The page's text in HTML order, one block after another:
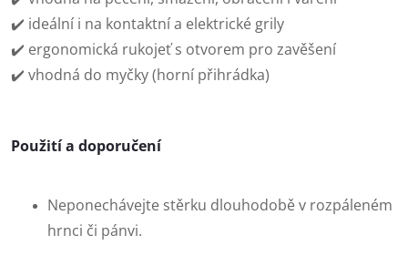
✔️ ideální i na kontaktní a elektrické grily
✔️ ergonomická rukojeť s otvorem pro zavěšení
✔️ vhodná do myčky (horní přihrádka)
Použití a doporučení
Neponechávejte stěrku dlouhodobě v rozpáleném
hrnci či pánvi.